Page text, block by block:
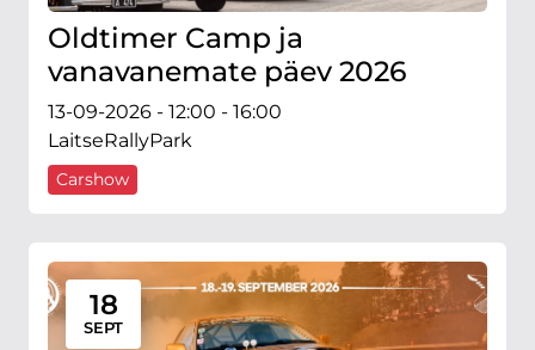
Oldtimer Camp ja
vanavanemate päev 2026
13-09-2026 - 12:00 - 16:00
LaitseRallyPark
Carshow
18
SEPT